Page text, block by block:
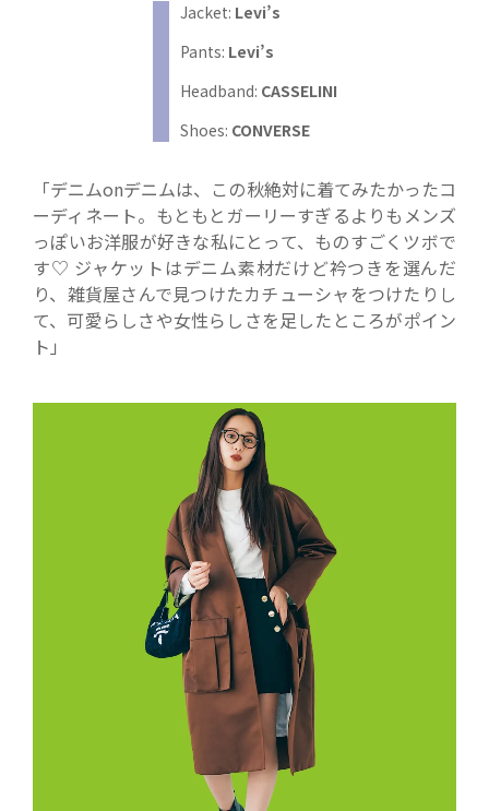
Jacket: Levi’s
Pants: Levi’s
Headband: CASSELINI
Shoes: CONVERSE
「デニムonデニムは、この秋絶対に着てみたかったコ
ーディネート。もともとガーリーすぎるよりもメンズ
っぽいお洋服が好きな私にとって、ものすごくツボで
す♡ ジャケットはデニム素材だけど衿つきを選んだ
り、雑貨屋さんで見つけたカチューシャをつけたりし
て、可愛らしさや女性らしさを足したところがポイン
ト」